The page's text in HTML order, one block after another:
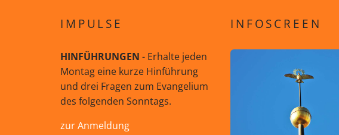
IMPULSE
HINFÜHRUNGEN - Erhalte jeden
Montag eine kurze Hinführung
und drei Fragen zum Evangelium
des folgenden Sonntags.
zur Anmeldung
INFOSCREEN